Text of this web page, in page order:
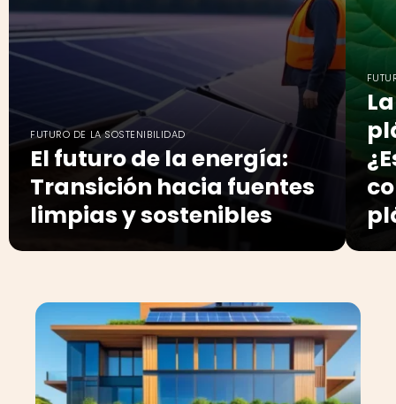
FUTURO DE LA SOSTENIBILIDAD
El futuro de la energía:
Transición hacia fuentes
limpias y sostenibles